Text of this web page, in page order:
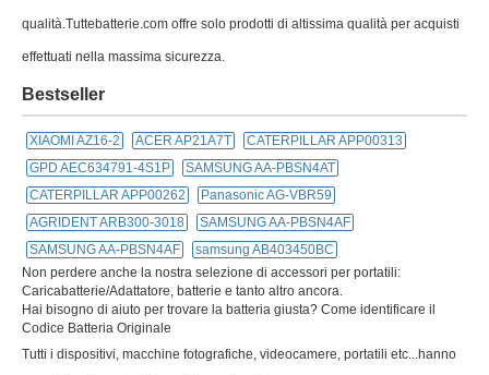
qualità.Tuttebatterie.com offre solo prodotti di altissima qualità per acquisti
effettuati nella massima sicurezza.
Bestseller
XIAOMI AZ16-2 ACER AP21A7T
CATERPILLAR APP00313
GPD AEC634791-4S1P
SAMSUNG AA-PBSN4AT
CATERPILLAR APP00262
Panasonic AG-VBR59
AGRIDENT ARB300-3018
SAMSUNG AA-PBSN4AF
SAMSUNG AA-PBSN4AF
samsung AB403450BC
Non perdere anche la nostra selezione di accessori per portatili:
Caricabatterie/Adattatore, batterie e tanto altro ancora.
Hai bisogno di aiuto per trovare la batteria giusta? Come identificare il
Codice Batteria Originale
Tutti i dispositivi, macchine fotografiche, videocamere, portatili etc...hanno